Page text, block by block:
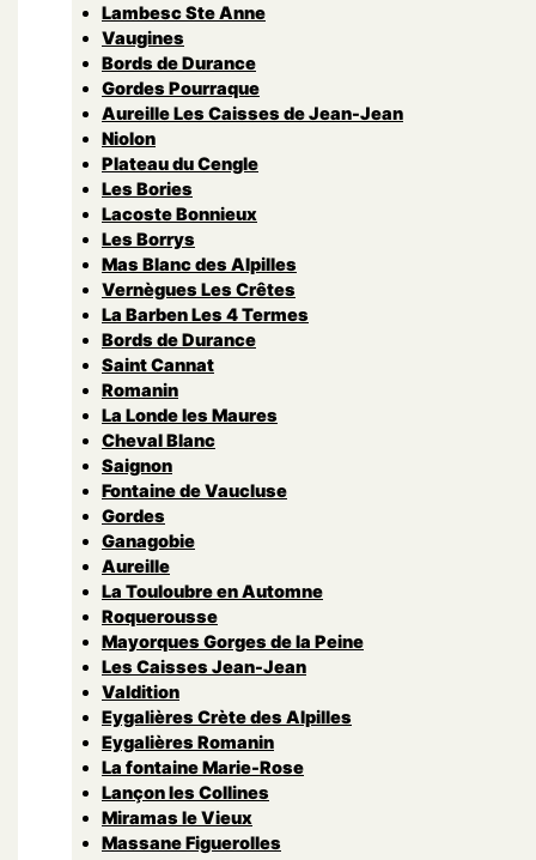
Lambesc Ste Anne
Vaugines
Bords de Durance
Gordes Pourraque
Aureille Les Caisses de Jean-Jean
Niolon
Plateau du Cengle
Les Bories
Lacoste Bonnieux
Les Borrys
Mas Blanc des Alpilles
Vernègues Les Crêtes
La Barben Les 4 Termes
Bords de Durance
Saint Cannat
Romanin
La Londe les Maures
Cheval Blanc
Saignon
Fontaine de Vaucluse
Gordes
Ganagobie
Aureille
La Touloubre en Automne
Roquerousse
Mayorques Gorges de la Peine
Les Caisses Jean-Jean
Valdition
Eygalières Crète des Alpilles
Eygalières Romanin
La fontaine Marie-Rose
Lançon les Collines
Miramas le Vieux
Massane Figuerolles